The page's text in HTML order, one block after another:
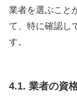
業者を選ぶこと
て、特に確認し
す。
4.1. 業者の資